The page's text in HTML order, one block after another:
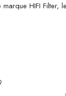
HIFI Filter,